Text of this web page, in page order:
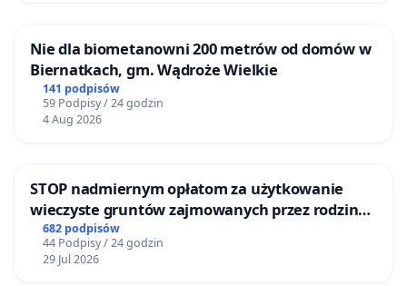
Nie dla biometanowni 200 metrów od domów w
Biernatkach, gm. Wądroże Wielkie
141 podpisów
59 Podpisy / 24 godzin
4 Aug 2026
STOP nadmiernym opłatom za użytkowanie
wieczyste gruntów zajmowanych przez rodzinne
ogrody działkowe.
682 podpisów
44 Podpisy / 24 godzin
29 Jul 2026